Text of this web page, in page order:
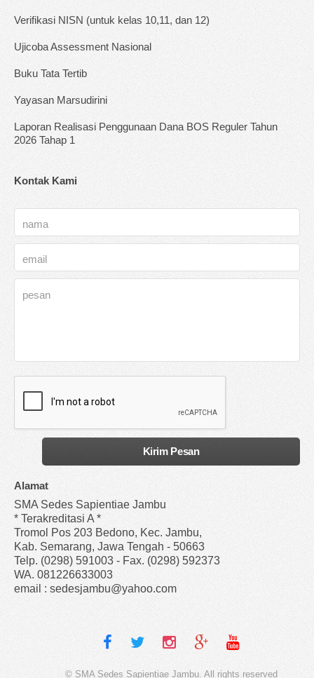
Verifikasi NISN (untuk kelas 10,11, dan 12)
Ujicoba Assessment Nasional
Buku Tata Tertib
Yayasan Marsudirini
Laporan Realisasi Penggunaan Dana BOS Reguler Tahun
2026 Tahap 1
Kontak Kami
Alamat
SMA Sedes Sapientiae Jambu
* Terakreditasi A *
Tromol Pos 203 Bedono, Kec. Jambu,
Kab. Semarang, Jawa Tengah - 50663
Telp. (0298) 591003 - Fax. (0298) 592373
WA. 081226633003
email : sedesjambu@yahoo.com
© SMA Sedes Sapientiae Jambu. All rights reserved